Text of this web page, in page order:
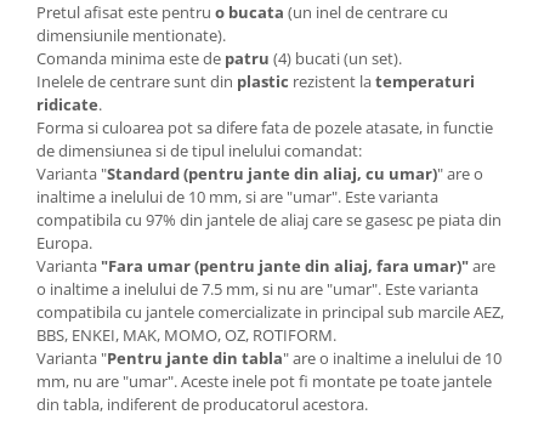
Pretul afisat este pentru o bucata (un inel de centrare cu
dimensiunile mentionate).
Comanda minima este de patru (4) bucati (un set).
Inelele de centrare sunt din plastic rezistent latemperaturi
ridicate.
Forma si culoarea pot sa difere fata de pozele atasate, in functie
de dimensiunea si de tipul inelului comandat:
Varianta "Standard (pentru jante din aliaj, cu umar)" are o
inaltime a inelului de 10 mm, si are "umar". Este varianta
compatibila cu 97% din jantele de aliaj care se gasesc pe piata din
Europa.
Varianta "Fara umar (pentru jante din aliaj, fara umar)"are
o inaltime a inelului de 7.5 mm, si nu are "umar". Este varianta
compatibila cu jantele comercializate in principal sub marcile AEZ,
BBS, ENKEI, MAK, MOMO, OZ, ROTIFORM.
Varianta "Pentru jante din tabla" are o inaltime a inelului de 10
mm, nu are "umar". Aceste inele pot fi montate pe toate jantele
din tabla, indiferent de producatorul acestora.